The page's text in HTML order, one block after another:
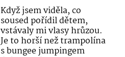
Když jsem viděla, co
soused pořídil dětem,
vstávaly mi vlasy hrůzou.
Je to horší než trampolína
s bungee jumpingem